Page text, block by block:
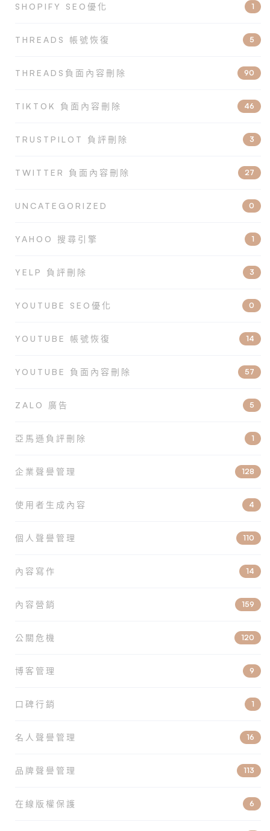
SHOPIFY SEO優化 1
THREADS 帳號恢復 5
THREADS負面內容刪除 90
TIKTOK 負面內容刪除 46
TRUSTPILOT 負評刪除 3
TWITTER 負面內容刪除 27
UNCATEGORIZED 0
YAHOO 搜尋引擎 1
YELP 負評刪除 3
YOUTUBE SEO優化 0
YOUTUBE 帳號恢復 14
YOUTUBE 負面內容刪除 57
ZALO 廣告 5
亞馬遜負評刪除 1
企業聲譽管理 128
使用者生成內容 4
個人聲譽管理 110
內容寫作 14
內容營銷 159
公關危機 120
博客管理 9
口碑行銷 1
名人聲譽管理 16
品牌聲譽管理 113
在線版權保護 6